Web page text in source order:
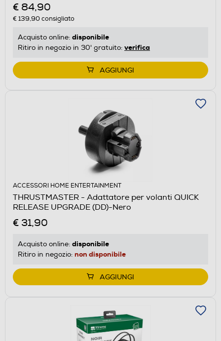
€ 84,90
€ 139,90consigliato
Acquisto online: disponibile
Ritiro in negozio in 30' gratuito: verifica
AGGIUNGI
ACCESSORI HOME ENTERTAINMENT
THRUSTMASTER - Adattatore per volanti QUICK
RELEASE UPGRADE (DD)-Nero
€ 31,90
Acquisto online: disponibile
Ritiro in negozio: non disponibile
AGGIUNGI